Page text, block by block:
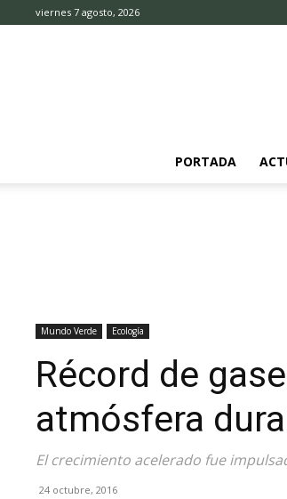
viernes 7 agosto, 2026
PORTADA
Mundo Verde Ecología
Récord de
atmósfera
El crecimiento acelerado fue
24 octubre, 2016